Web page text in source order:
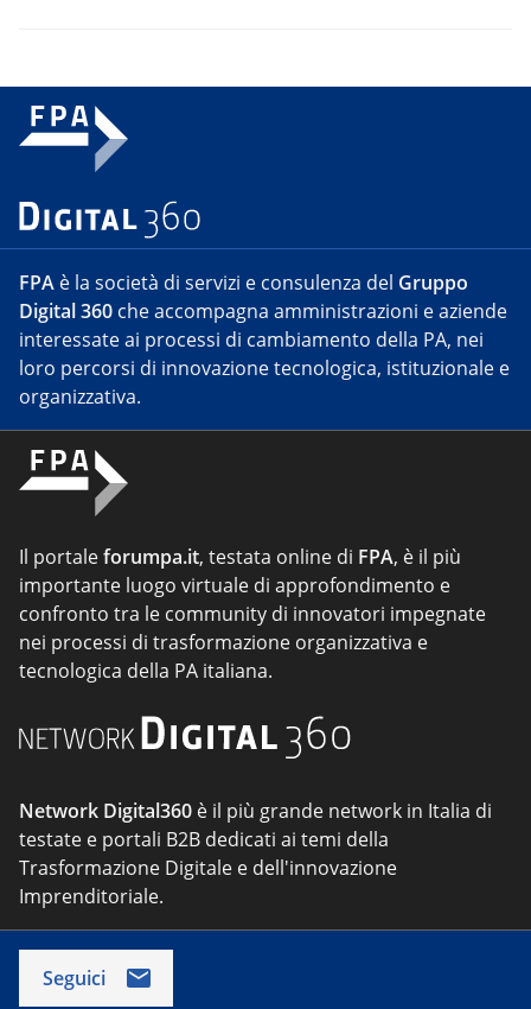
FPA è la società di servizi e consulenza del Gruppo
Digital 360 che accompagna amministrazioni e aziende
interessate ai processi di cambiamento della PA, nei
loro percorsi di innovazione tecnologica, istituzionale e
organizzativa.
Il portaleforumpa.it, testata online di FPA, è il più
importante luogo virtuale di approfondimento e
confronto tra le community di innovatori impegnate
nei processi di trasformazione organizzativa e
tecnologica della PA italiana.
Network Digital360 è il più grande network in Italia di
testate e portali B2B dedicati ai temi della
Trasformazione Digitale e dell'innovazione
Imprenditoriale.
Seguici